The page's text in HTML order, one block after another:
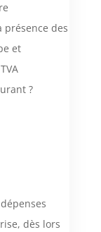
présence des
et
?
dès lors